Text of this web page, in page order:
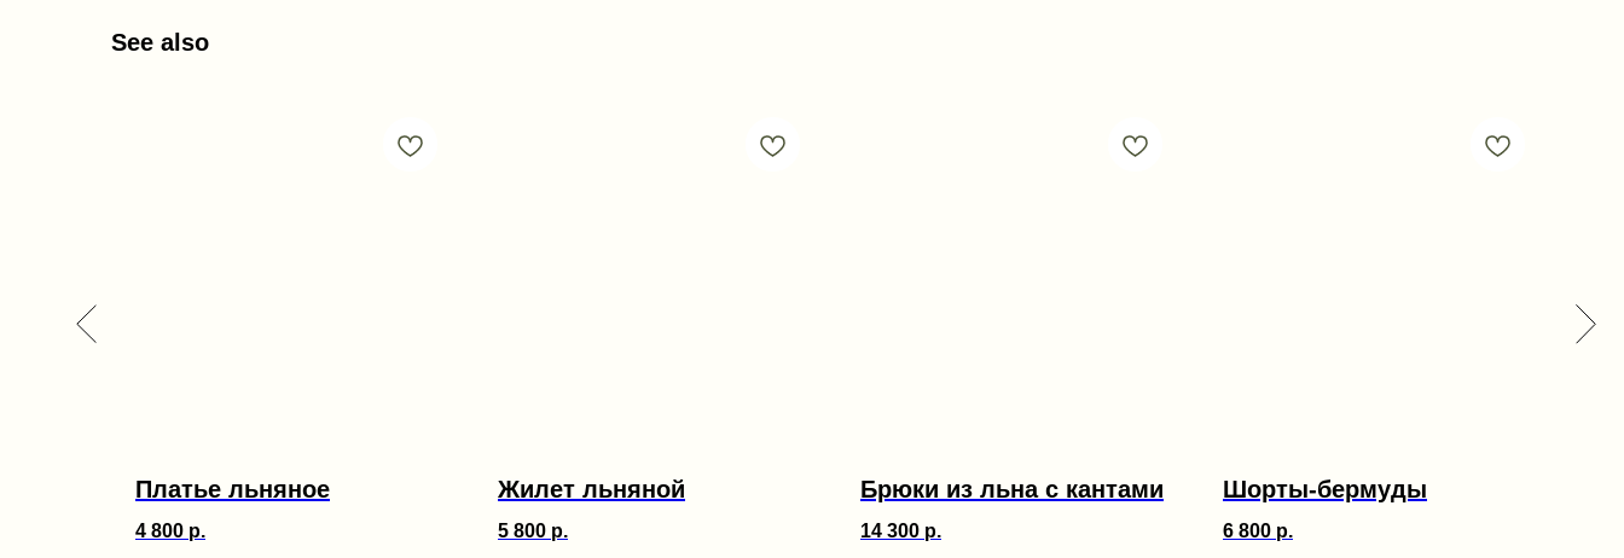
See also
Платье льняное
4 800 р.
Жилет льняной
5 800 р.
Брюки из льна с кантами
14 300 р.
Шорты-бермуды
6 800 р.